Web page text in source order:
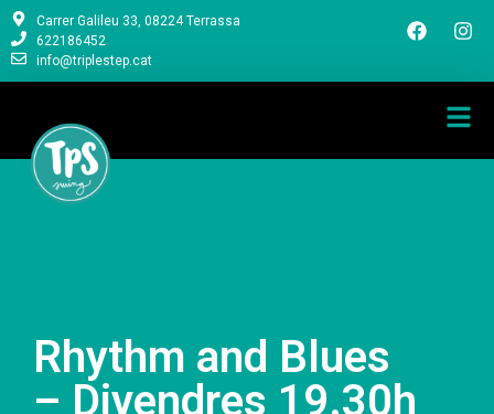
Carrer Galileu 33, 08224 Terrassa
622186452
info@triplestep.cat
Rhythm and Blues
– Divendres 19.30h